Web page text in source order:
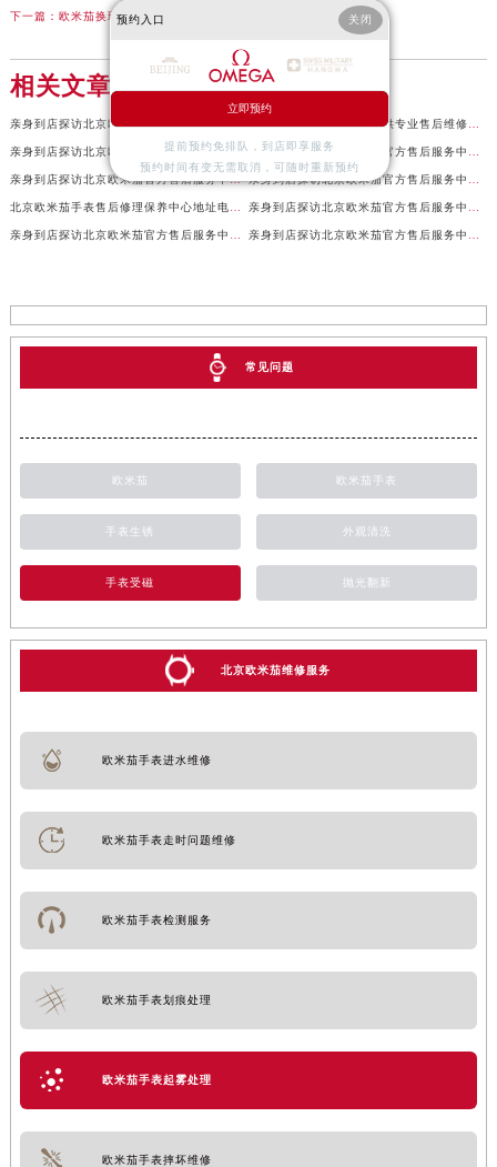
下一篇： 欧米茄换玻璃镜面多少钱（维修成本与注意事项）
相关文章
亲身到店探访北京欧米茄官方售后服务中心｜服务电话及详细网点地址（2026年7月最新）
亲身到店探访北京欧米茄官方售后服务中心｜网点地址及服务电话（2026年7月最新）
常见问题
欧米茄 欧米茄手表
手表生锈 外观清洗
手表受磁 抛光翻新
北京欧米茄维修服务
欧米茄手表进水维修
欧米茄手表走时问题维修
欧米茄手表检测服务
欧米茄手表划痕处理
欧米茄手表起雾处理
欧米茄手表摔坏维修
预约入口 关闭
立即预约
提前预约免排队，到店即享服务
预约时间有变无需取消，可随时重新预约